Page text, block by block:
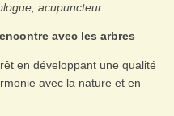
acupuncteur
avec les arbres
en développant une qualité
avec la nature et en